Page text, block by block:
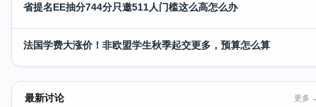
省提名EE抽分744分只邀511人门槛这么高怎么办
法国学费大涨价！非欧盟学生秋季起交更多，预算怎么算
最新讨论 更多